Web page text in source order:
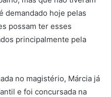
demandado hoje pelas
possam ter esses
principalmente pela
no magistério, Márcia já
e foi concursada na